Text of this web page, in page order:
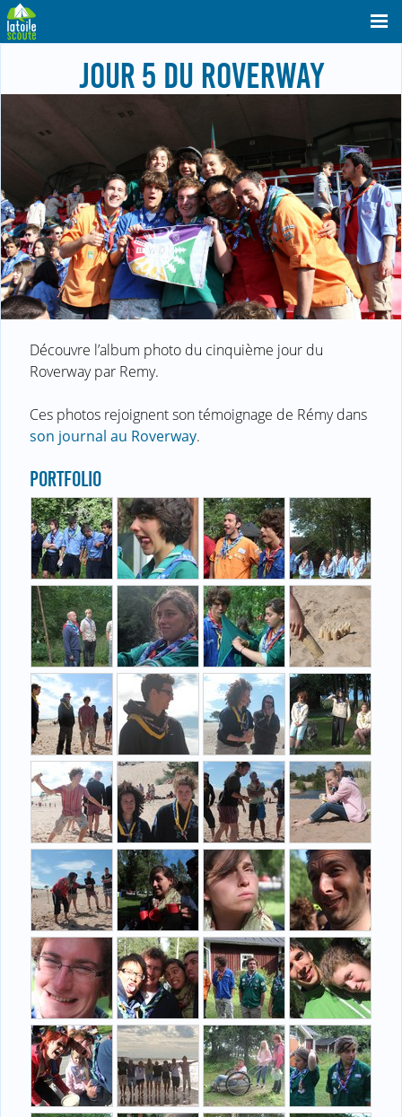
JOUR 5 DU ROVERWAY
Découvre l’album photo du cinquième jour du
Roverway par Remy.
Ces photos rejoignent son témoignage de Rémy dans
son journal au Roverway.
PORTFOLIO